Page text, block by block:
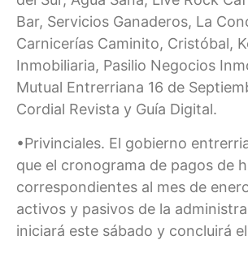
Bar, Servicios Ganaderos, La
Carnicerías Caminito, Cristóbal,
Inmobiliaria, Pasilio Negocios
Mutual Entrerriana 16 de
Cordial Revista y Guía Digital.
•Privinciales. El gobierno
que el cronograma de pagos de
correspondientes al mes de
activos y pasivos de la
iniciará este sábado y concluirá